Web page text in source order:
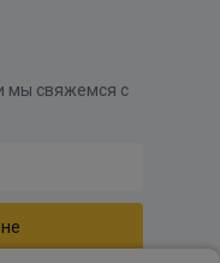
мы свяжемся с